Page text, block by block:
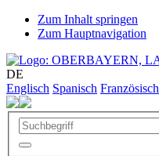
Zum Inhalt springen
Zum Hauptnavigation
DE
Englisch Spanisch Französisch